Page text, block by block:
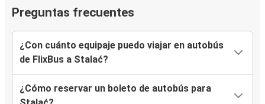
Preguntas frecuentes
¿Con cuánto equipaje puedo viajar en autobús
de FlixBus a Stalać?
¿Cómo reservar un boleto de autobús para